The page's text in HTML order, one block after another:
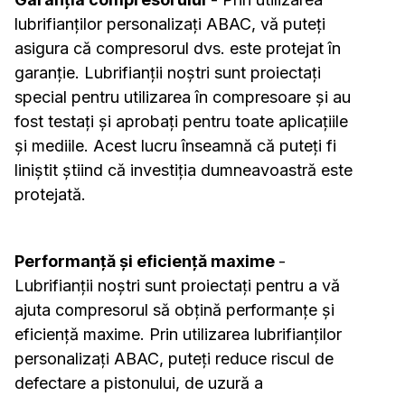
lubrifianților personalizați ABAC, vă puteți
asigura că compresorul dvs. este protejat în
garanție. Lubrifianții noștri sunt proiectați
special pentru utilizarea în compresoare și au
fost testați și aprobați pentru toate aplicațiile
și mediile. Acest lucru înseamnă că puteți fi
liniștit știind că investiția dumneavoastră este
protejată.
Performanță și eficiență maxime -
Lubrifianții noștri sunt proiectați pentru a vă
ajuta compresorul să obțină performanțe și
eficiență maxime. Prin utilizarea lubrifianților
personalizați ABAC, puteți reduce riscul de
defectare a pistonului, de uzură a